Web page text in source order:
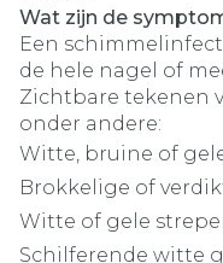
Wat zijn de
Een
de hele nagel of
Zichtbare tekenen
onder andere:
Witte, bruine of
Brokkelige of
Witte of gele
Schilferende witte